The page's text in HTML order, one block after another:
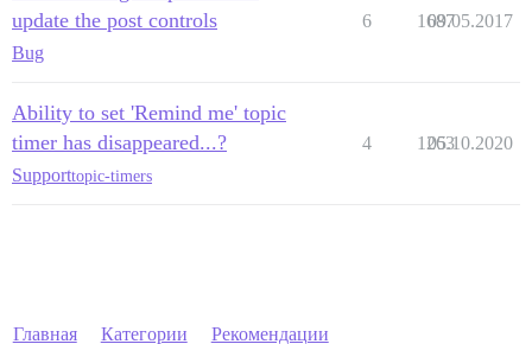
update the post controls
Bug
6 1687
09.05.2017
Ability to set 'Remind me' topic
timer has disappeared...?
Supporttopic-timers
4 1263
05.10.2020
Главная Категории Рекомендации